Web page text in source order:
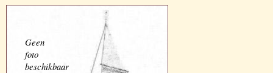
Geen
foto
beschikbaar